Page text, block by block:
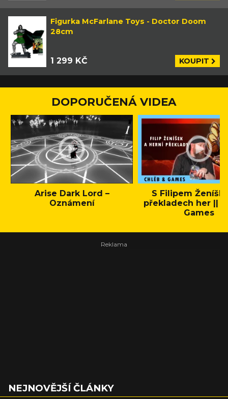
Figurka McFarlane Toys - Doctor Doom
28cm
1 299 KČ KOUPIT
DOPORUČENÁ VIDEA
Arise Dark Lord –
Oznámení
S Filipem
překladech her ||
Games
NEJNOVĚJŠÍ ČLÁNKY